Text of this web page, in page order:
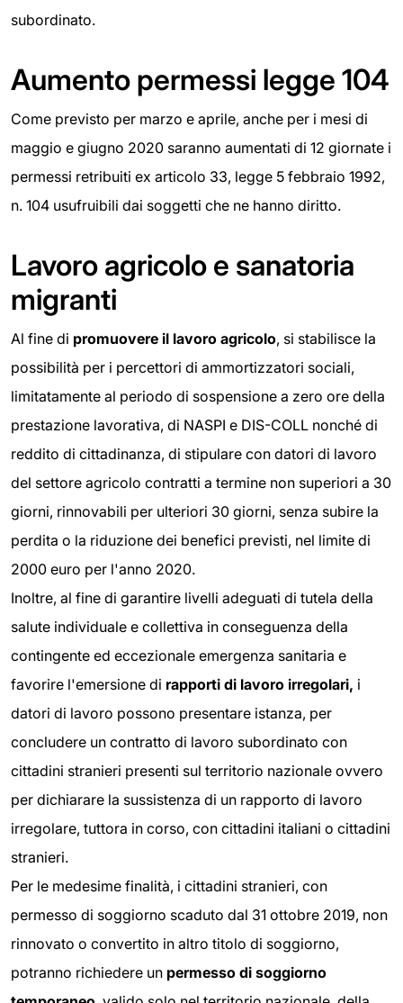
subordinato.
Aumento permessi legge 104
Come previsto per marzo e aprile, anche per i mesi di
maggio e giugno 2020 saranno aumentati di 12 giornate i
permessi retribuiti ex articolo 33, legge 5 febbraio 1992,
n. 104 usufruibili dai soggetti che ne hanno diritto.
Lavoro agricolo e sanatoria
migranti
Al fine di promuovere il lavoro agricolo, si stabilisce la
possibilità per i percettori di ammortizzatori sociali,
limitatamente al periodo di sospensione a zero ore della
prestazione lavorativa, di NASPI e DIS-COLL nonché di
reddito di cittadinanza, di stipulare con datori di lavoro
del settore agricolo contratti a termine non superiori a 30
giorni, rinnovabili per ulteriori 30 giorni, senza subire la
perdita o la riduzione dei benefici previsti, nel limite di
2000 euro per l'anno 2020.
Inoltre, al fine di garantire livelli adeguati di tutela della
salute individuale e collettiva in conseguenza della
contingente ed eccezionale emergenza sanitaria e
favorire l'emersione di rapporti di lavoro irregolari, i
datori di lavoro possono presentare istanza, per
concludere un contratto di lavoro subordinato con
cittadini stranieri presenti sul territorio nazionale ovvero
per dichiarare la sussistenza di un rapporto di lavoro
irregolare, tuttora in corso, con cittadini italiani o cittadini
stranieri.
Per le medesime finalità, i cittadini stranieri, con
permesso di soggiorno scaduto dal 31 ottobre 2019, non
rinnovato o convertito in altro titolo di soggiorno,
potranno richiedere un permesso di soggiorno